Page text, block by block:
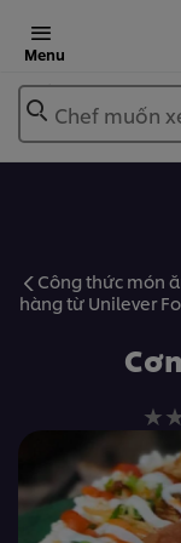
Menu
Chef muốn
Công thức món
hàng từ Unilever